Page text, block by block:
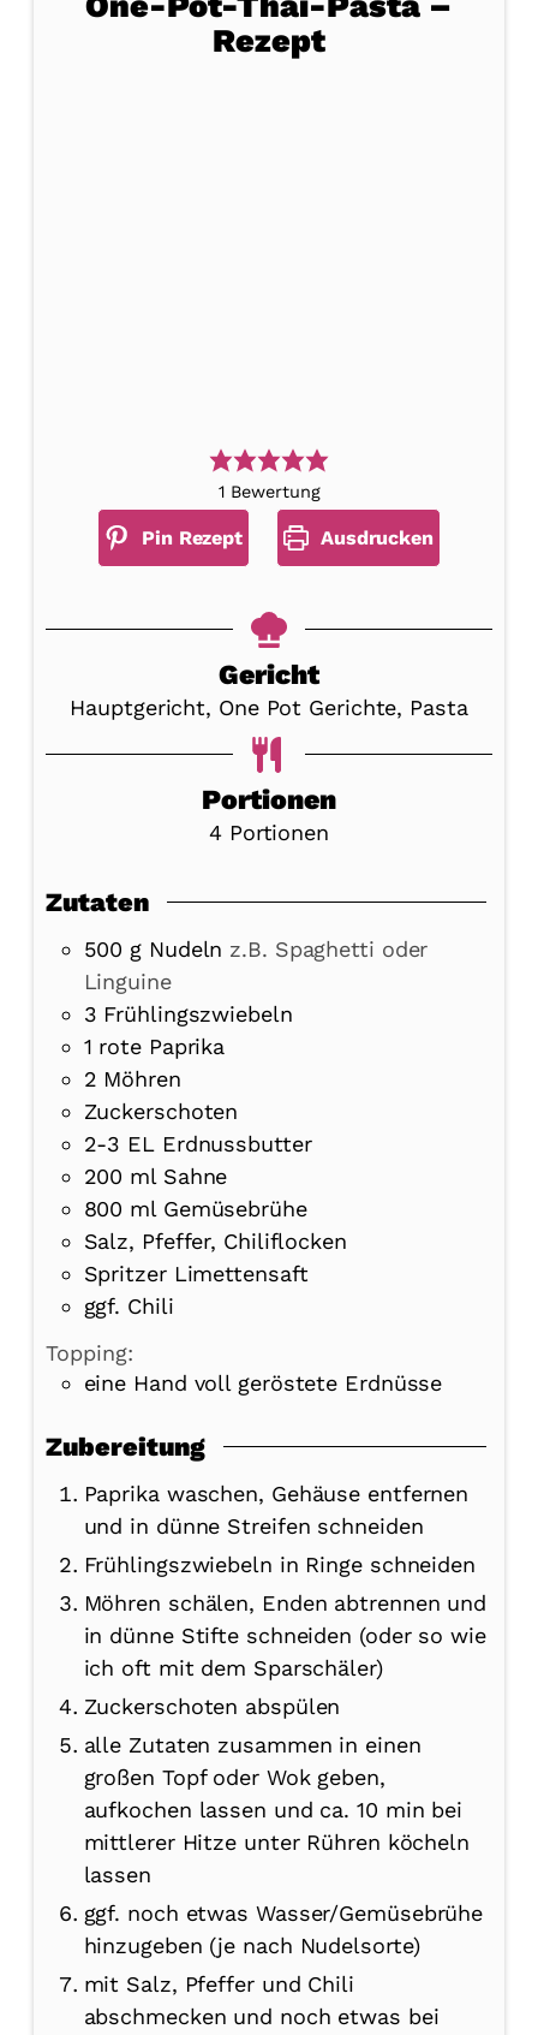
Rezept
1 Bewertung
Pin Rezept Ausdrucken
Gericht
Hauptgericht, One Pot Gerichte, Pasta
Portionen
4 Portionen
Zutaten
500 g Nudeln z.B. Spaghetti oder
Linguine
3 Frühlingszwiebeln
1 rote Paprika
2 Möhren
Zuckerschoten
2-3 EL Erdnussbutter
200 ml Sahne
800 ml Gemüsebrühe
Salz, Pfeffer, Chiliflocken
Spritzer Limettensaft
ggf. Chili
Topping:
eine Hand voll geröstete Erdnüsse
Zubereitung
Paprika waschen, Gehäuse entfernen
und in dünne Streifen schneiden
Frühlingszwiebeln in Ringe schneiden
Möhren schälen, Enden abtrennen und
in dünne Stifte schneiden (oder so wie
ich oft mit dem Sparschäler)
Zuckerschoten abspülen
alle Zutaten zusammen in einen
großen Topf oder Wok geben,
aufkochen lassen und ca. 10 min bei
mittlerer Hitze unter Rühren köcheln
lassen
ggf. noch etwas Wasser/Gemüsebrühe
hinzugeben (je nach Nudelsorte)
mit Salz, Pfeffer und Chili
abschmecken und noch etwas bei